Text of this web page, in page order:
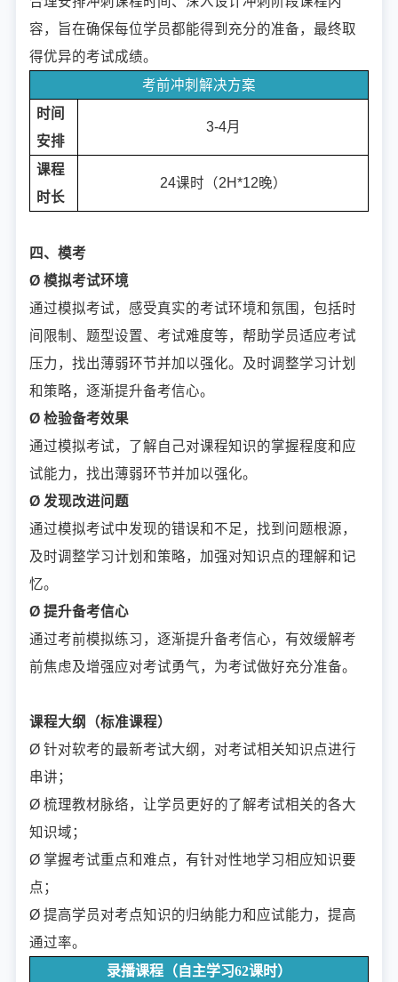
容，旨在确保每位学员都能得到充分的准备，最终取
得优异的考试成绩。
考前冲刺解决方案
时间
安排
3-4月
课程
时长
24课时（2H*12晚）
四、模考
Ø 模拟考试环境
通过模拟考试，感受真实的考试环境和氛围，包括时
间限制、题型设置、考试难度等，帮助学员适应考试
压力，找出薄弱环节并加以强化。及时调整学习计划
和策略，逐渐提升备考信心。
Ø 检验备考效果
通过模拟考试，了解自己对课程知识的掌握程度和应
试能力，找出薄弱环节并加以强化。
Ø 发现改进问题
通过模拟考试中发现的错误和不足，找到问题根源，
及时调整学习计划和策略，加强对知识点的理解和记
忆。
Ø 提升备考信心
通过考前模拟练习，逐渐提升备考信心，有效缓解考
前焦虑及增强应对考试勇气，为考试做好充分准备。
课程大纲（标准课程）
Ø 针对软考的最新考试大纲，对考试相关知识点进行
串讲；
Ø 梳理教材脉络，让学员更好的了解考试相关的各大
知识域；
Ø 掌握考试重点和难点，有针对性地学习相应知识要
点；
Ø 提高学员对考点知识的归纳能力和应试能力，提高
通过率。
录播课程（自主学习62课时）